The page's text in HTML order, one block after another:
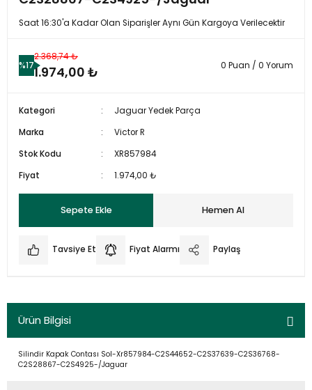
Saat 16:30'a Kadar Olan Siparişler Aynı Gün Kargoya Verilecektir
%17
2.368,74 ₺
1.974,00 ₺ 0 Puan / 0 Yorum
Kategori
Jaguar Yedek Parça
Marka
Victor R
Stok Kodu
XR857984
Fiyat
1.974,00 ₺
Sepete Ekle Hemen Al
Tavsiye Et Fiyat Alarmı Paylaş
Ürün Bilgisi
Silindir Kapak Contası Sol-Xr857984-C2S44652-C2S37639-C2S36768-
C2S28867-C2S4925-/Jaguar